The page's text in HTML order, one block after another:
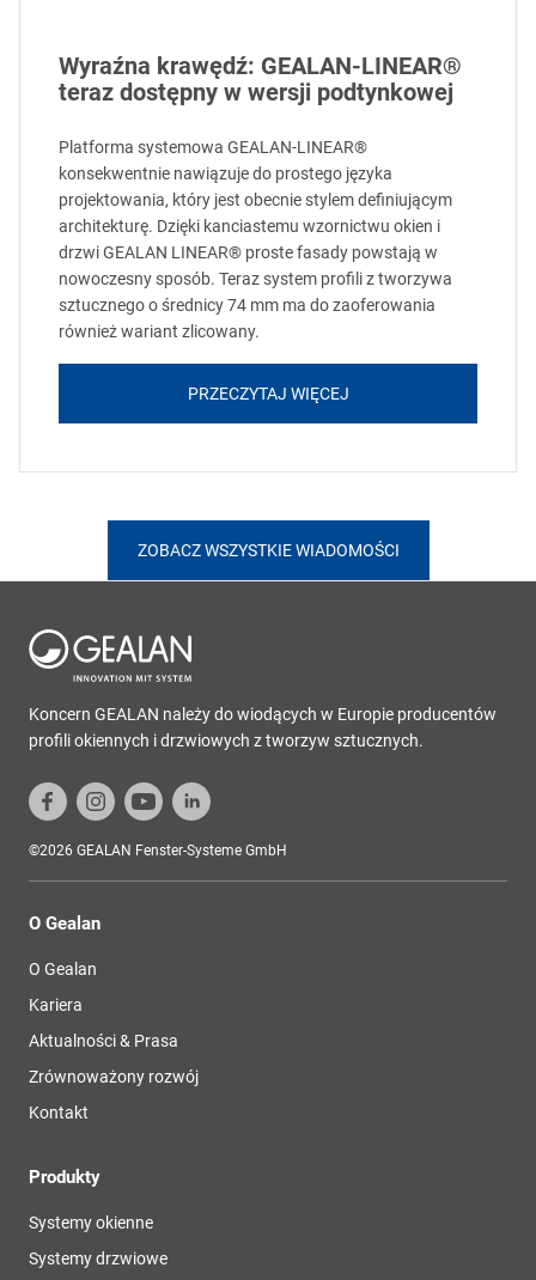
Wyraźna krawędź: GEALAN-LINEAR®
teraz dostępny w wersji podtynkowej
Platforma systemowa GEALAN-LINEAR®
konsekwentnie nawiązuje do prostego języka
projektowania, który jest obecnie stylem definiującym
architekturę. Dzięki kanciastemu wzornictwu okien i
drzwi GEALAN LINEAR® proste fasady powstają w
nowoczesny sposób. Teraz system profili z tworzywa
sztucznego o średnicy 74 mm ma do zaoferowania
również wariant zlicowany.
PRZECZYTAJ WIĘCEJ
ZOBACZ WSZYSTKIE WIADOMOŚCI
Koncern GEALAN należy do wiodących w Europie producentów
profili okiennych i drzwiowych z tworzyw sztucznych.
©2026 GEALAN Fenster-Systeme GmbH
O Gealan
O Gealan
Kariera
Aktualności & Prasa
Zrównoważony rozwój
Kontakt
Produkty
Systemy okienne
Systemy drzwiowe